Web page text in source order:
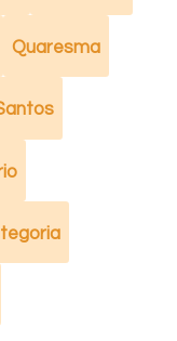
Quaresma